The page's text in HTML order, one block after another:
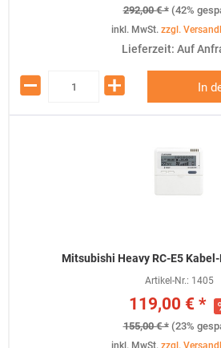
292,00 € * (42%
inkl. MwSt. zzgl.
Lieferzeit: Auf
In
Mitsubishi Heavy RC-E5
Artikel-Nr.: 1405
119,00 € *
155,00 € * (23%
inkl. MwSt. zzgl.